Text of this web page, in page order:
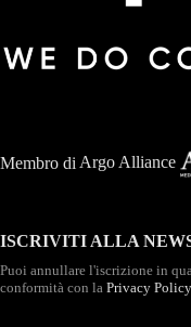
Membro di Argo Alliance
ISCRIVITI ALLA
Puoi annullare l'iscrizione in
conformità con la Privacy Policy